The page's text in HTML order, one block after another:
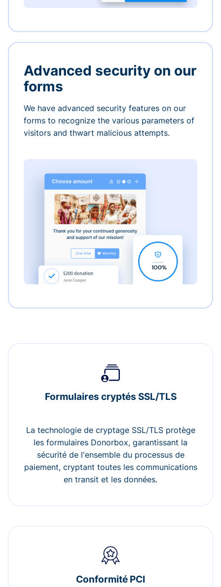
Advanced security on our
forms
We have advanced security features on our
forms to recognize the various parameters of
visitors and thwart malicious attempts.
Formulaires cryptés SSL/TLS
La technologie de cryptage SSL/TLS protège
les formulaires Donorbox, garantissant la
sécurité de l'ensemble du processus de
paiement, cryptant toutes les communications
en transit et les données.
Conformité PCI